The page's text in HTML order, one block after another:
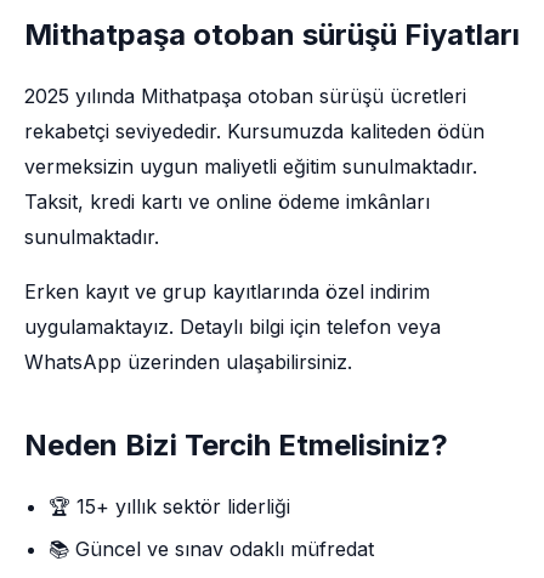
Mithatpaşa otoban sürüşü Fiyatları
2025 yılında Mithatpaşa otoban sürüşü ücretleri
rekabetçi seviyededir. Kursumuzda kaliteden ödün
vermeksizin uygun maliyetli eğitim sunulmaktadır.
Taksit, kredi kartı ve online ödeme imkânları
sunulmaktadır.
Erken kayıt ve grup kayıtlarında özel indirim
uygulamaktayız. Detaylı bilgi için telefon veya
WhatsApp üzerinden ulaşabilirsiniz.
Neden Bizi Tercih Etmelisiniz?
🏆 15+ yıllık sektör liderliği
📚 Güncel ve sınav odaklı müfredat